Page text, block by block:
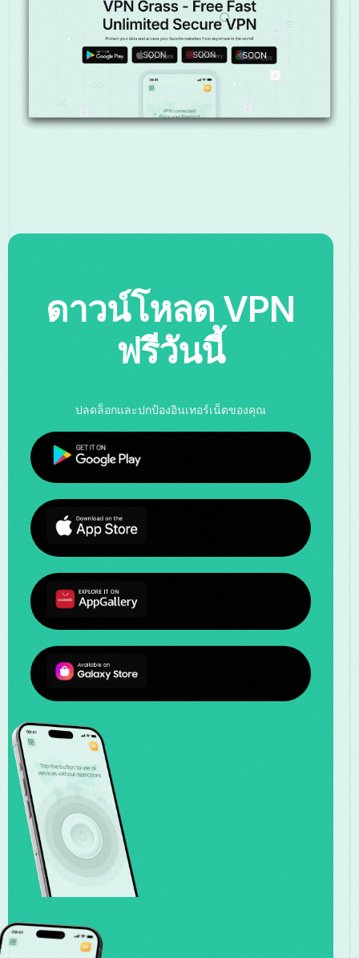
ดาวน์โหลด VPN
ฟรีวันนี้
ปลดล็อกและปกป้องอินเทอร์เน็ตของคุณ